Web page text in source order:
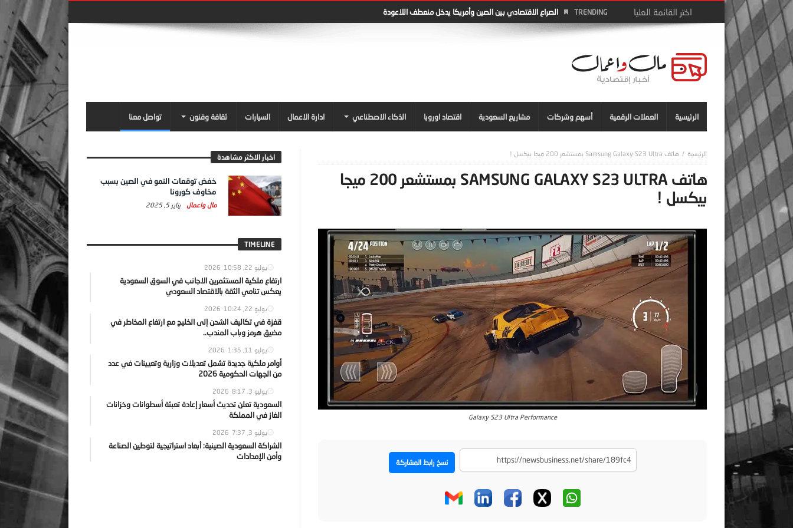
TRENDING الصراع الاقتصادي بين الصين وأمريكا يدخل منعطف اللاعودة
الرئيسية العملات الرقمية أسهم وشركات مشاريع السعودية اقتصاد اوروبا الذكاء الاصطناعي ادارة الاعمال السيارات ثقافة وفنون تواصل معنا
هاتف Samsung Galaxy S23 Ultra بمستشعر 200 ميجا بيكسل !
هاتف SAMSUNG GALAXY S23 ULTRA بمستشعر 200 ميجا
بيكسل !
Galaxy S23 Ultra Performance
نسخ رابط المشاركة
اخبار الاكثر مشاهدة
خفض توقعات النمو في الصين بسبب
مخاوف كورونا
مال واعمال يناير 5, 2025
TIMELINE
يوليو 22, 2026 10:58
ارتفاع ملكية المستثمرين الاجانب في السوق السعودية
يعكس تنامي الثقة بالاقتصاد السعودي
يوليو 22, 2026 10:24
قفزة في تكاليف الشحن إلى الخليج مع ارتفاع المخاطر في
مضيق هرمز وباب المندب..
يوليو 11, 2026 1:35
أوامر ملكية جديدة تشمل تعديلات وزارية وتعيينات في عدد
من الجهات الحكومية 2026
يوليو 3, 2026 8:17
السعودية تعلن تحديث أسعار إعادة تعبئة أسطوانات وخزانات
الغاز في المملكة
يوليو 3, 2026 7:37
الشراكة السعودية الصينية: أبعاد استراتيجية لتوطين الصناعة
وأمن الإمدادات